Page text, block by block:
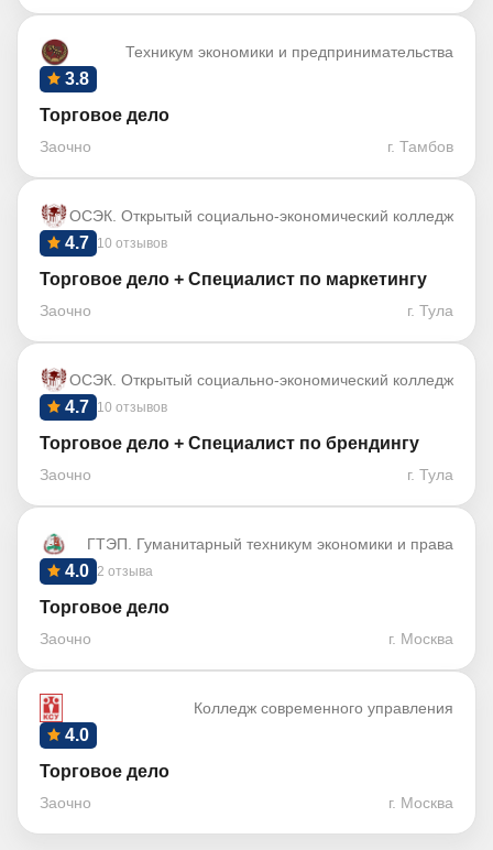
Техникум экономики и предпринимательства
3.8
Торговое дело
Заочно г. Тамбов
ОСЭК. Открытый социально-экономический колледж
10 отзывов
4.7
Торговое дело + Специалист по маркетингу
Заочно г. Тула
ОСЭК. Открытый социально-экономический колледж
10 отзывов
4.7
Торговое дело + Специалист по брендингу
Заочно г. Тула
ГТЭП. Гуманитарный техникум экономики и права
2 отзыва
4.0
Торговое дело
Заочно г. Москва
Колледж современного управления
4.0
Торговое дело
Заочно г. Москва